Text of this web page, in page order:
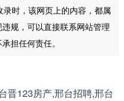
时，该网页上的内容，都属
规，可以直接联系网站管理
担任何责任。
晋123房产,邢台招聘,邢台